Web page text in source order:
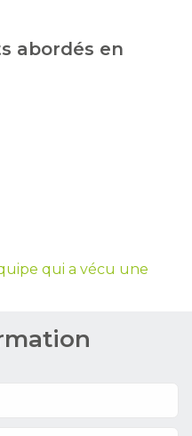
abordés en
qui a vécu une